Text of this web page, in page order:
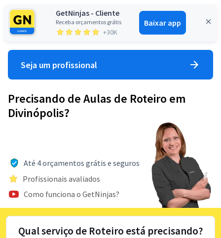
GetNinjas - Cliente
Receba orçamentos grátis
+30K
Baixar app
Entrar
Seja um profissional
Precisando de Aulas de Roteiro em
Divinópolis?
Até 4 orçamentos grátis e seguros
Profissionais avaliados
Como funciona o GetNinjas?
Qual serviço de Roteiro está precisando?